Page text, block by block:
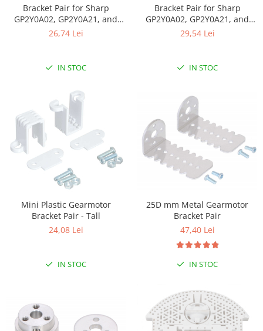
Bracket Pair for Sharp
GP2Y0A02, GP2Y0A21, and
GP2Y0A41 Distance Sensors -
26,74 Lei
IN STOC
Bracket Pair for Sharp
GP2Y0A02, GP2Y0A21, and
GP2Y0A41 Distance Sensors -
29,54 Lei
IN STOC
Mini Plastic Gearmotor
Bracket Pair - Tall
24,08 Lei
IN STOC
25D mm Metal Gearmotor
Bracket Pair
47,40 Lei
IN STOC